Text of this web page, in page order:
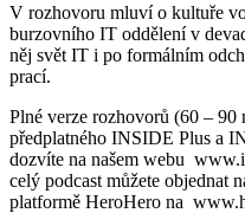
V rozhovoru mluví o kultuře
burzovního IT oddělení v
něj svět IT i po formálním
prací.
Plné verze rozhovorů (60 – 90
předplatného INSIDE Plus a
dozvíte na našem webu
celý podcast můžete objednat
platformě HeroHero na